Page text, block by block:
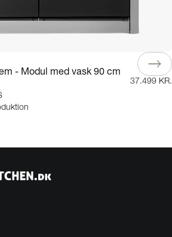
- Modul med vask 90 cm
37.499 KR.